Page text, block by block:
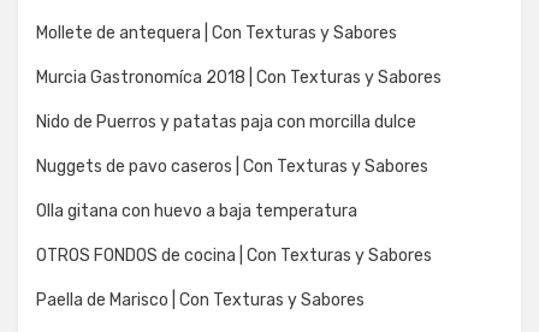
Mollete de antequera | Con Texturas y Sabores
Murcia Gastronomíca 2018 | Con Texturas y Sabores
Nido de Puerros y patatas paja con morcilla dulce
Nuggets de pavo caseros | Con Texturas y Sabores
Olla gitana con huevo a baja temperatura
OTROS FONDOS de cocina | Con Texturas y Sabores
Paella de Marisco | Con Texturas y Sabores